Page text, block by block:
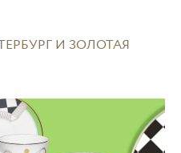
И ЗОЛОТАЯ